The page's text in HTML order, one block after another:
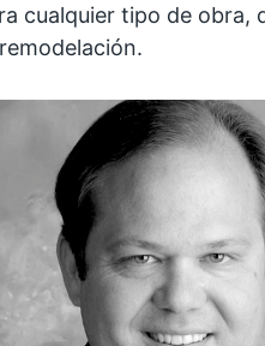
cualquier tipo de obra,